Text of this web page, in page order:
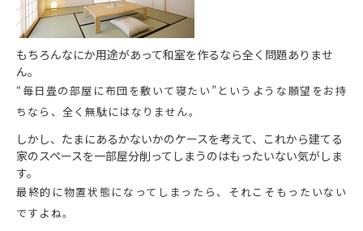
もちろんなにか用途があって和室を作るなら全く問題ありませ
ん。
“毎日畳の部屋に布団を敷いて寝たい”というような願望をお持
ちなら、全く無駄にはなりません。
しかし、たまにあるかないかのケースを考えて、これから建てる
家のスペースを一部屋分削ってしまうのはもったいない気がしま
す。
最終的に物置状態になってしまったら、それこそもったいない
ですよね。